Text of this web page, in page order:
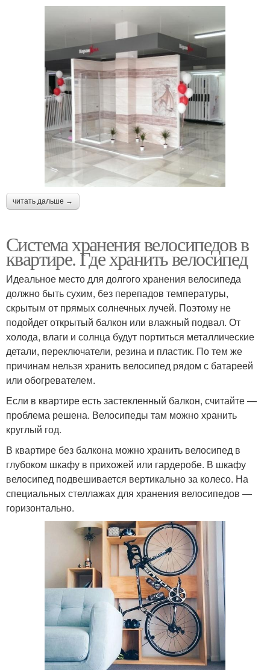
читать дальше →
Система хранения велосипедов в
квартире. Где хранить велосипед
Идеальное место для долгого хранения велосипеда
должно быть сухим, без перепадов температуры,
скрытым от прямых солнечных лучей. Поэтому не
подойдет открытый балкон или влажный подвал. От
холода, влаги и солнца будут портиться металлические
детали, переключатели, резина и пластик. По тем же
причинам нельзя хранить велосипед рядом с батареей
или обогревателем.
Если в квартире есть застекленный балкон, считайте —
проблема решена. Велосипеды там можно хранить
круглый год.
В квартире без балкона можно хранить велосипед в
глубоком шкафу в прихожей или гардеробе. В шкафу
велосипед подвешивается вертикально за колесо. На
специальных стеллажах для хранения велосипедов —
горизонтально.